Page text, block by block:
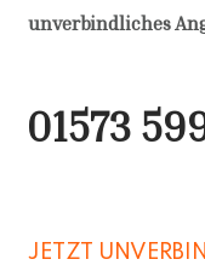
unverbindliches
01573
JETZT